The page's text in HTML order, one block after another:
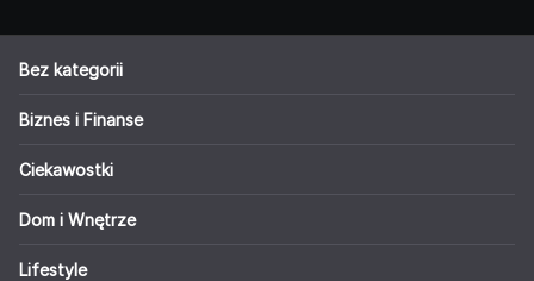
Bez kategorii
Biznes i Finanse
Ciekawostki
Dom i Wnętrze
Lifestyle